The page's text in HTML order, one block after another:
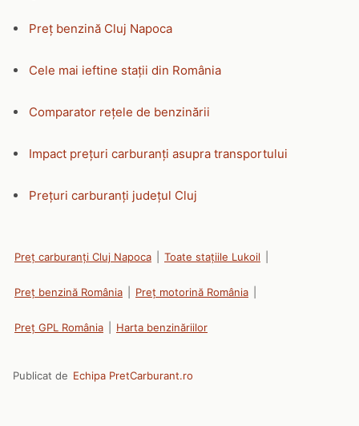
Preț benzină Cluj Napoca
Cele mai ieftine stații din România
Comparator rețele de benzinării
Impact prețuri carburanți asupra transportului
Prețuri carburanți județul Cluj
Preț carburanți Cluj Napoca Toate stațiile Lukoil
Preț benzină România Preț motorină România
Preț GPL România Harta benzinăriilor
Publicat de Echipa PretCarburant.ro